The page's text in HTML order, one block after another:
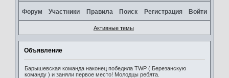
Форум Участники Правила Поиск Регистрация Войти
Активные темы
Объявление
Барышевская команда наконец победила TWP ( Березанскую
команду ) и заняли первое место! Молодцы ребята.